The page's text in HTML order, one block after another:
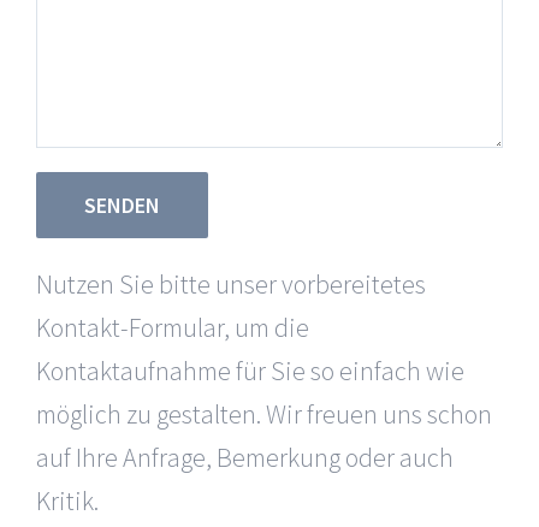
Nutzen Sie bitte unser vorbereitetes
Kontakt-Formular, um die
Kontaktaufnahme für Sie so einfach wie
möglich zu gestalten. Wir freuen uns schon
auf Ihre Anfrage, Bemerkung oder auch
Kritik.